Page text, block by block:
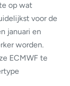
op wat
voor de
januari en
worden.
ECMWF te